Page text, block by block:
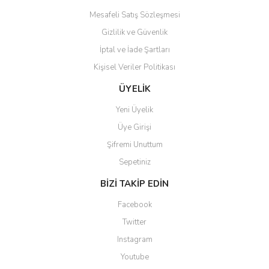
Gönder
Mesafeli Satış Sözleşmesi
Gizlilik ve Güvenlik
İptal ve İade Şartları
Kişisel Veriler Politikası
ÜYELİK
Yeni Üyelik
Üye Girişi
Şifremi Unuttum
Sepetiniz
BİZİ TAKİP EDİN
Facebook
Twitter
Instagram
Youtube